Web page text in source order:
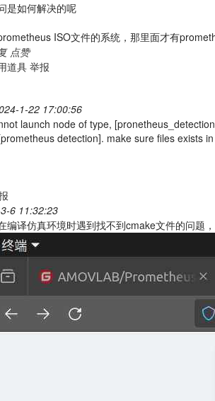
是如何解决的呢
ISO文件的系统，那里面才有
点赞
道具 举报
1-22 17:00:56
launch node of type,
detection]. make sure files exists
6 11:32:23
编译仿真环境时遇到找不到cmake文件的问